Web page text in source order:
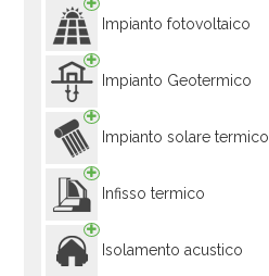
Impianto fotovoltaico
Impianto Geotermico
Impianto solare termico
Infisso termico
Isolamento acustico